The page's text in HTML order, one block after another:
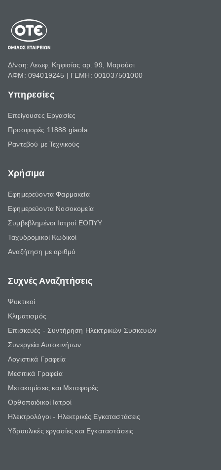
Δ/νση: Λεωφ. Κηφισίας αρ. 99, Μαρούσι
ΑΦΜ: 094019245 | ΓΕΜΗ: 001037501000
Υπηρεσίες
Επείγουσες Εργασίες
Προσφορές 11888 giaola
Ραντεβού με Τεχνικούς
Χρήσιμα
Εφημερεύοντα Φαρμακεία
Εφημερεύοντα Νοσοκομεία
Συμβεβλημένοι Ιατροί ΕΟΠΥΥ
Ταχυδρομικοί Κωδικοί
Αναζήτηση με αριθμό
Συχνές Αναζητήσεις
Ψυκτικοί
Κλιματισμός
Επισκευές - Συντήρηση Ηλεκτρικών Συσκευών
Συνεργεία Αυτοκινήτων
Λογιστικά Γραφεία
Μεσιτικά Γραφεία
Μετακομίσεις και Μεταφορές
Ορθοπαιδικοί Ιατροί
Ηλεκτρολόγοι - Ηλεκτρικές Εγκαταστάσεις
Υδραυλικές εργασίες και Εγκαταστάσεις